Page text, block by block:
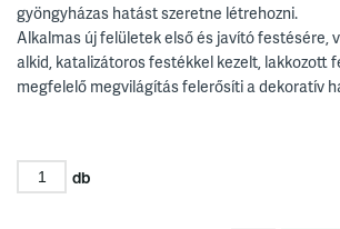
gyöngyházas hatást szeretne létrehozni.
Alkalmas új felületek első és javító festésére,
alkid, katalizátoros festékkel kezelt, lakkozott
megfelelő megvilágítás felerősíti a dekoratív
db